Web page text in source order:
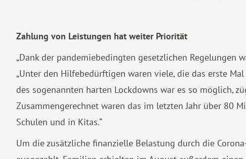
Zahlung von Leistungen hat weiter Priorität
„Dank der pandemiebedingten gesetzlichen Regelungen
„Unter den Hilfebedürftigen waren viele, die das erste
des sogenannten harten Lockdowns war es so möglich,
Zusammengerechnet waren das im letzten Jahr über 80
Schulen und in Kitas.“
Um die zusätzliche finanzielle Belastung durch die